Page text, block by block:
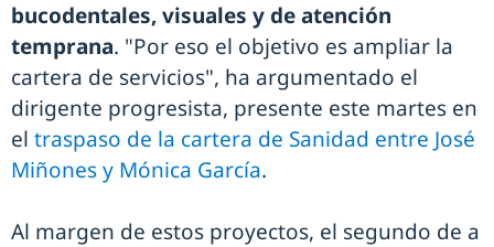
bucodentales, visuales y de atención
temprana. "Por eso el objetivo es ampliar la
cartera de servicios", ha argumentado el
dirigente progresista, presente este martes en
el traspaso de la cartera de Sanidad entre José
Miñones y Mónica García.
Al margen de estos proyectos, el segundo de a